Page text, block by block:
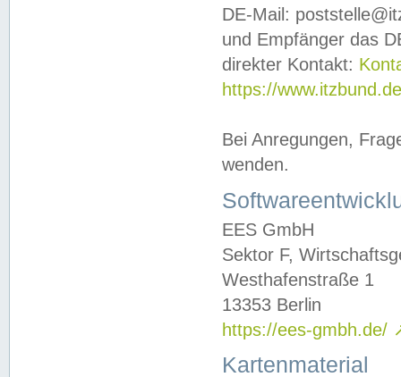
DE-Mail:
und Empfänger das
direkter Kontakt:
https://
Bei Anregungen,
wenden.
EES GmbH
Sektor F,
Westhafenstraße 1
13353 Berlin
https://ees-gmbh.de/
Kartenmaterial